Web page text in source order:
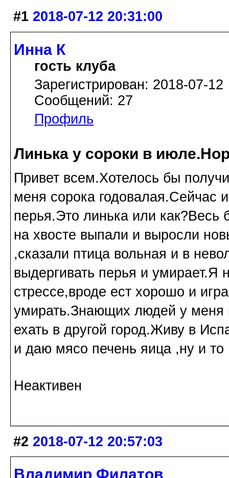
#1 2018-07-12 20:31:00
Инна К
гость клуба
Зарегистрирован: 2018-07-12
Сообщений: 27
Профиль
Линька у сороки в
Привет всем.Хотелось бы
меня сорока годовалая.Сейчас
перья.Это линька или как?Весь
на хвосте выпали и выросли
,сказали птица вольная и в
выдергивать перья и умирает.Я
стрессе,вроде ест хорошо и
умирать.Знающих людей у меня
ехать в другой город.Живу в
и даю мясо печень яица ,ну и то
Неактивен
#2 2018-07-12 20:57:03
Владимир Филатов